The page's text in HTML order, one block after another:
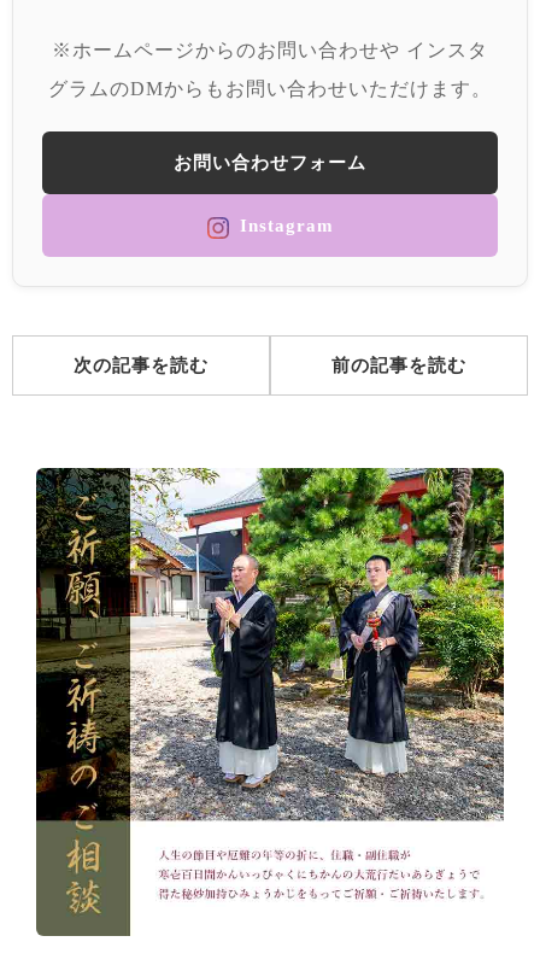
※ホームページからのお問い合わせや インスタ
グラムのDMからもお問い合わせいただけます。
お問い合わせフォーム
Instagram
次の記事を読む 前の記事を読む